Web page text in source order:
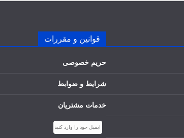
قوانین و مقررات
حریم خصوصی
شرایط و ضوابط
خدمات مشتریان